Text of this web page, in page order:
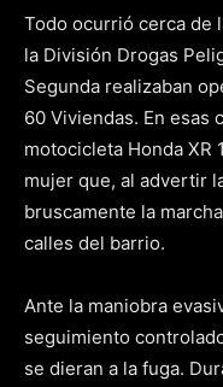
Todo ocurrió cerca de
la División Drogas
Segunda realizaban
60 Viviendas. En esas
motocicleta Honda XR
mujer que, al advertir
bruscamente la
calles del barrio.
Ante la maniobra
seguimiento
se dieran a la fuga.